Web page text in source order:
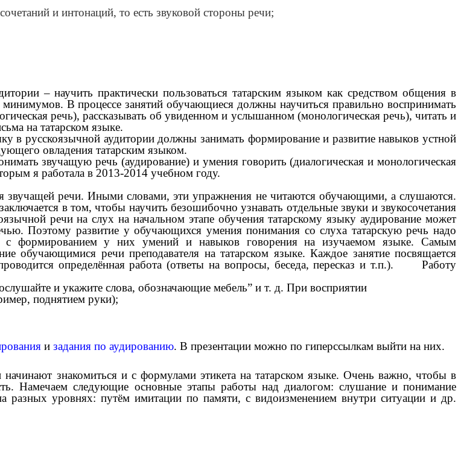
и интонаций, то есть звуковой стороны речи;
– научить практически пользоваться татарским языком как средством общения в
В процессе занятий обучающиеся должны научиться правильно воспринимать
речь), рассказывать об увиденном и услышанном (монологическая речь), читать и
на татарском языке.
в русскоязычной аудитории должны занимать формирование и развитие навыков устной
овладения татарским языком.
звучащую речь (аудирование) и умения говорить (диалогическая и монологическая
я работала в 2013-2014 учебном году.
звучащей речи. Иными словами, эти упражнения не читаются обучающими, а слушаются.
в том, чтобы научить безошибочно узнавать отдельные звуки и звукосочетания
речи на слух на начальном этапе обучения татарскому языку аудирование может
Поэтому развитие у обучающихся умения понимания со слуха татарскую речь надо
с формированием у них умений и навыков говорения на изучаемом языке. Самым
обучающимися речи преподавателя на татарском языке. Каждое занятие посвящается
определённая работа (ответы на вопросы, беседа, пересказ и т.п.). Работу
и укажите слова, обозначающие мебель” и т. д. При восприятии
поднятием руки);
и задания по аудированию. В презентации можно по гиперссылкам выйти на них.
знакомиться и с формулами этикета на татарском языке. Очень важно, чтобы в
Намечаем следующие основные этапы работы над диалогом: слушание и понимание
разных уровнях: путём имитации по памяти, с видоизменением внутри ситуации и др.